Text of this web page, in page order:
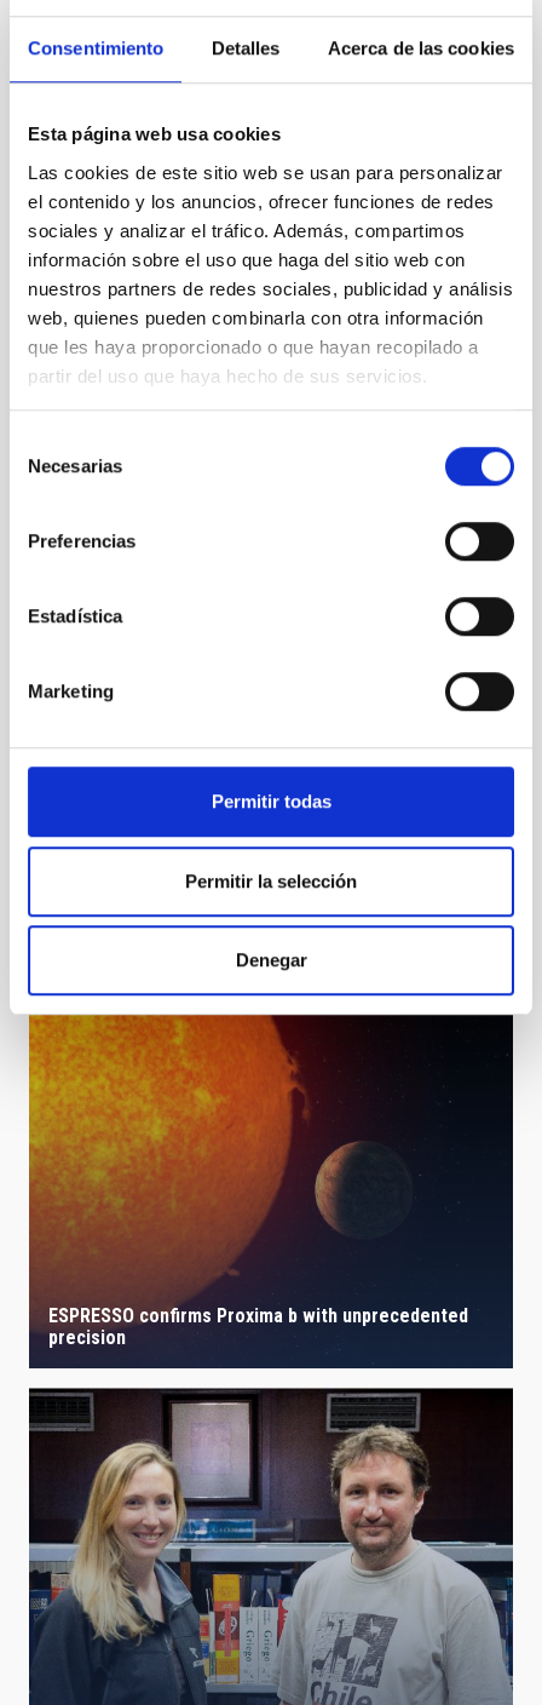
Consentimiento Detalles Acerca de las cookies
Esta página web usa cookies
Las cookies de este sitio web se usan para personalizar
el contenido y los anuncios, ofrecer funciones de redes
sociales y analizar el tráfico. Además, compartimos
información sobre el uso que haga del sitio web con
nuestros partners de redes sociales, publicidad y análisis
web, quienes pueden combinarla con otra información
que les haya proporcionado o que hayan recopilado a
partir del uso que haya hecho de sus servicios.
Necesarias
Preferencias
Estadística
Marketing
Permitir todas
Permitir la selección
Denegar
2024
AMANAR
2024
Pagination
Page 1
Next
››
It may interest you
Vacaciones en Paz 2023 and Amanar: Activities with
Sahrawi children in Tenerife
ESPRESSO confirms Proxima b with unprecedented
precision